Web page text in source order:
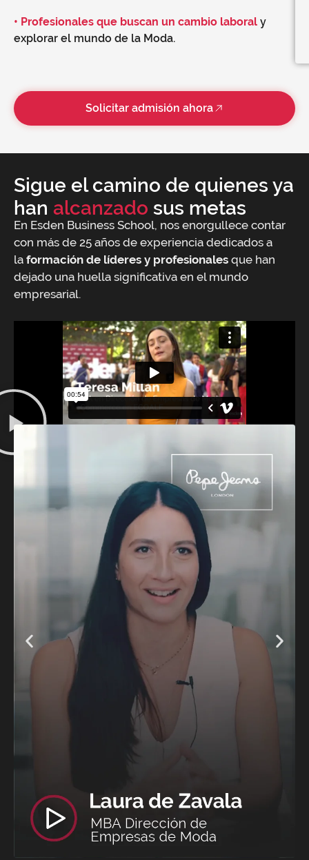
• Profesionales que buscan un cambio laboral y
explorar el mundo de la Moda.
Solicitar admisión ahora
Sigue el camino de quienes ya
han alcanzado sus metas
En Esden Business School, nos enorgullece contar
con más de 25 años de experiencia dedicados a
la formación de líderes y profesionales que han
dejado una huella significativa en el mundo
empresarial.